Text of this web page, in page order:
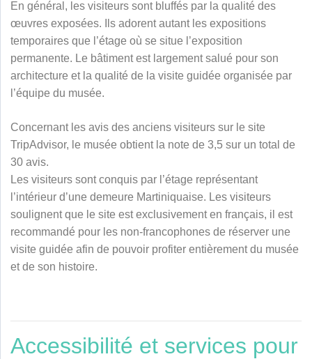
En général, les visiteurs sont bluffés par la qualité des
œuvres exposées. Ils adorent autant les expositions
temporaires que l’étage où se situe l’exposition
permanente. Le bâtiment est largement salué pour son
architecture et la qualité de la visite guidée organisée par
l’équipe du musée.
Concernant les avis des anciens visiteurs sur le site
TripAdvisor, le musée obtient la note de 3,5 sur un total de
30 avis.
Les visiteurs sont conquis par l’étage représentant
l’intérieur d’une demeure Martiniquaise. Les visiteurs
soulignent que le site est exclusivement en français, il est
recommandé pour les non-francophones de réserver une
visite guidée afin de pouvoir profiter entièrement du musée
et de son histoire.
Accessibilité et services pour